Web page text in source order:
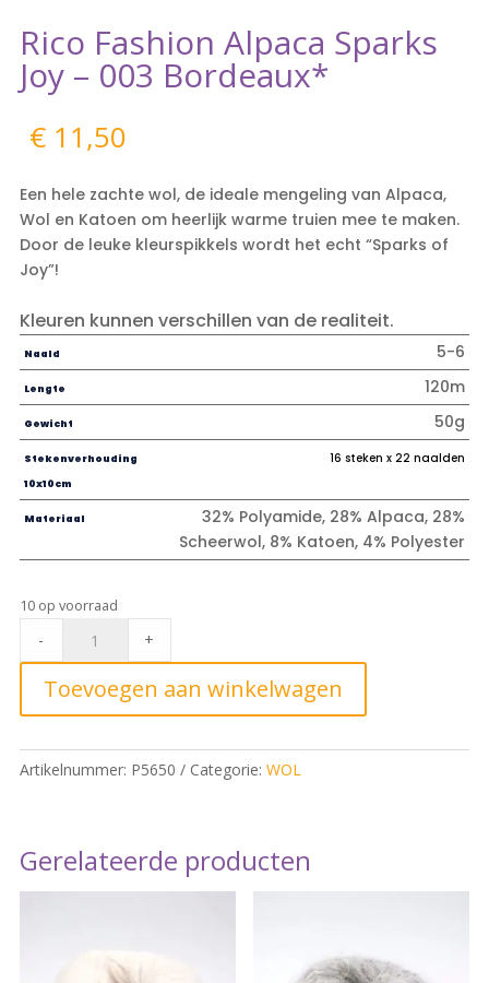
Rico Fashion Alpaca Sparks
Joy – 003 Bordeaux*
€11,50
Een hele zachte wol, de ideale mengeling van Alpaca,
Wol en Katoen om heerlijk warme truien mee te maken.
Door de leuke kleurspikkels wordt het echt “Sparks of
Joy”!
Kleuren kunnen verschillen van de realiteit.
Naald 5-6
Lengte 120m
Gewicht 50g
Stekenverhouding
10x10cm
16 steken x 22 naalden
Materiaal
32% Polyamide, 28% Alpaca, 28%
Scheerwol, 8% Katoen, 4% Polyester
10 op voorraad
Alpaca
-
003
- +
Toevoegen aan winkelwagen
Artikelnummer: P5650 Categorie: WOL
Gerelateerde producten